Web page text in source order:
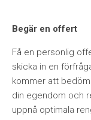
Begär en offert
Få en personlig
skicka in en
kommer att
din egendom och
uppnå optimala